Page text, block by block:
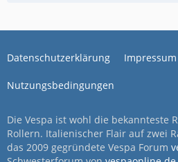
Datenschutzerklärung Impressum
Nutzungsbedingungen
Die Vespa ist wohl die bekannteste
Rollern. Italienischer Flair auf zwei
das 2009 gegründete Vespa Forum